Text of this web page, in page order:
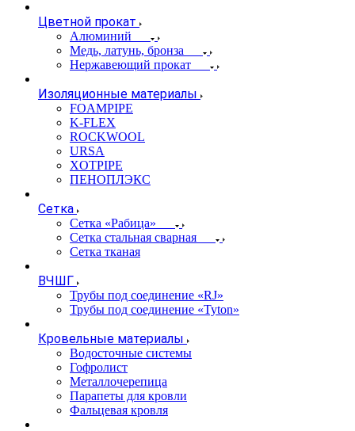
Цветной прокат
Алюминий
Медь, латунь, бронза
Нержавеющий прокат
Изоляционные материалы
FOAMPIPE
K-FLEX
ROCKWOOL
URSA
XOTPIPE
ПЕНОПЛЭКС
Сетка
Сетка «Рабица»
Сетка стальная сварная
Сетка тканая
ВЧШГ
Трубы под соединение «RJ»
Трубы под соединение «Tyton»
Кровельные материалы
Водосточные системы
Гофролист
Металлочерепица
Парапеты для кровли
Фальцевая кровля